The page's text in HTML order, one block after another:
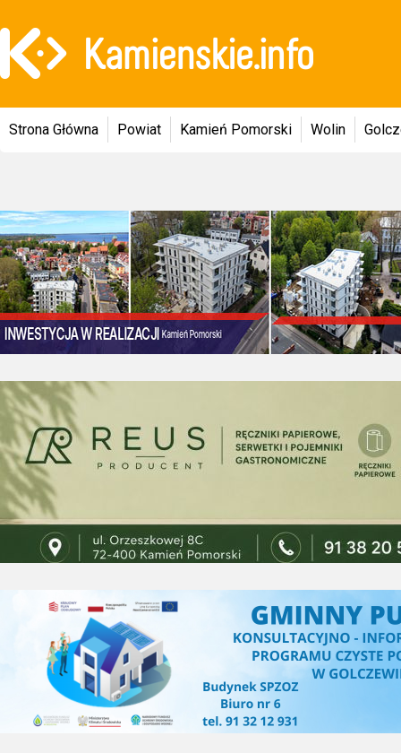
Strona Główna Powiat Kamień Pomorski Wolin